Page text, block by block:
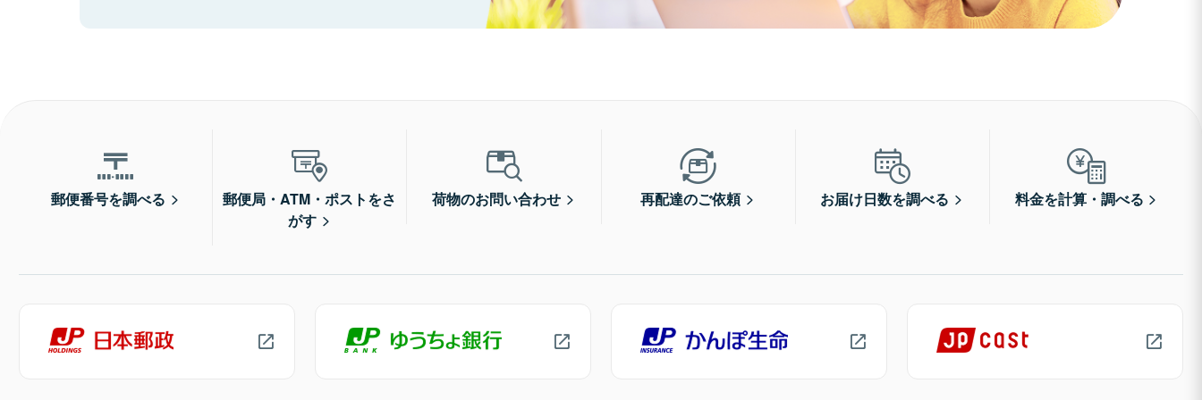
郵便番号を調べる
郵便局・ATM・ポストをさ
がす
荷物のお問い合わせ 再配達のご依頼 お届け日数を調べる 料金を計算・調べる